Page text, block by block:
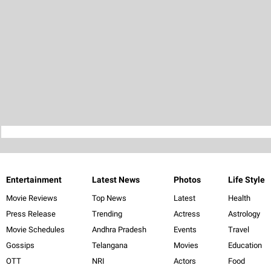
Entertainment
Movie Reviews
Press Release
Movie Schedules
Gossips
OTT
Latest News
Top News
Trending
Andhra Pradesh
Telangana
NRI
Photos
Latest
Actress
Events
Movies
Actors
Life Style
Health
Astrology
Travel
Education
Food